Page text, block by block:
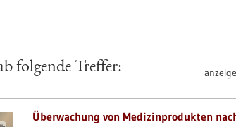
folgende Treffer:
Überwachung von Medizinprodukten